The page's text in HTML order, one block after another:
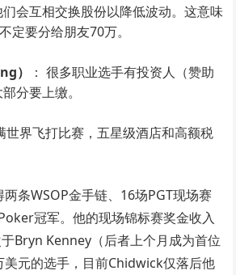
会互相交换股份以降低波动。这意味
定要分给朋友70万。
）
： 很多职业选手有投资人（赞助
分要上缴。
世界飞打比赛，五星级酒店和高额税
条WSOP金手链、16场PGT现场赛
冠军。他的现场锦标赛奖金收入
Bryn Kenney（后者上个月成为首位
美元的选手，目前Chidwick仅落后他